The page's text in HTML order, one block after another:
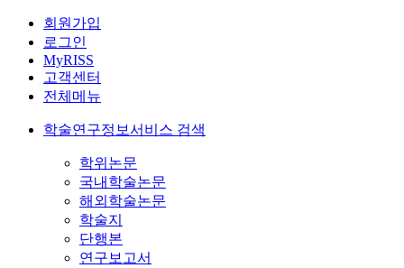
회원가입
로그인
MyRISS
고객센터
전체메뉴
학술연구정보서비스 검색
학위논문
국내학술논문
해외학술논문
학술지
단행본
연구보고서